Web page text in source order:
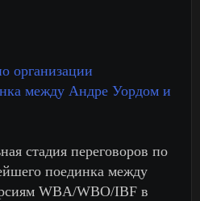
организации
между Андре Уордом и
стадия переговоров по
поединка между
WBA/WBO/IBF в